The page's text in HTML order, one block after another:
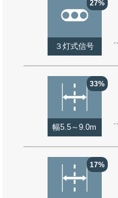
27%
３灯式信号
33%
幅5.5～9.0m
17%